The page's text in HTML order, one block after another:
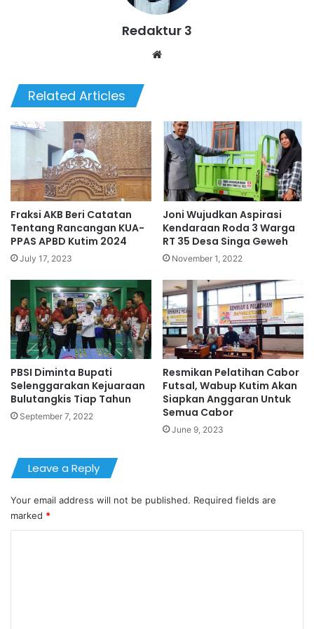
Redaktur 3
Related Articles
Fraksi AKB Beri Catatan
Tentang Rancangan KUA-
PPAS APBD Kutim 2024
July 17, 2023
Joni Wujudkan Aspirasi
Kendaraan Roda 3 Warga
RT 35 Desa Singa Geweh
November 1, 2022
PBSI Diminta Bupati
Selenggarakan Kejuaraan
Bulutangkis Tiap Tahun
September 7, 2022
Resmikan Pelatihan Cabor
Futsal, Wabup Kutim Akan
Siapkan Anggaran Untuk
Semua Cabor
June 9, 2023
Leave a Reply
Your email address will not be published. Required fields are
marked *